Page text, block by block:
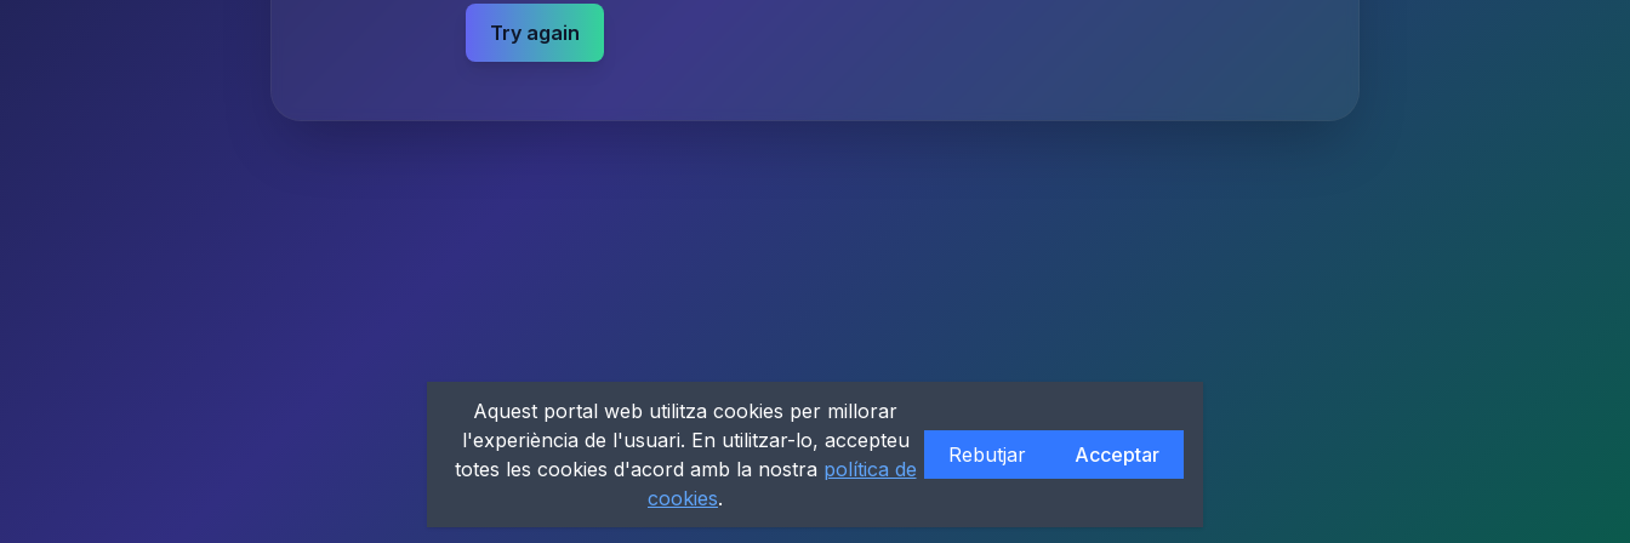
Try again
Aquest portal web utilitza cookies per millorar
l'experiència de l'usuari. En utilitzar-lo, accepteu
totes les cookies d'acord amb la nostra política de
cookies.
Rebutjar Acceptar